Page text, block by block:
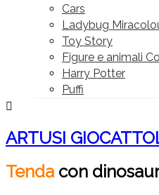
Cars
Ladybug
Toy Story
Figure e animali
Harry Potter
Puffi

ARTUSI
Tenda con